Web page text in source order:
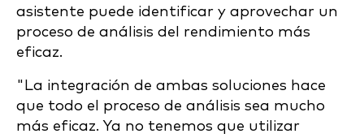
asistente puede identificar y aprovechar un
proceso de análisis del rendimiento más
eficaz.
"La integración de ambas soluciones hace
que todo el proceso de análisis sea mucho
más eficaz. Ya no tenemos que utilizar